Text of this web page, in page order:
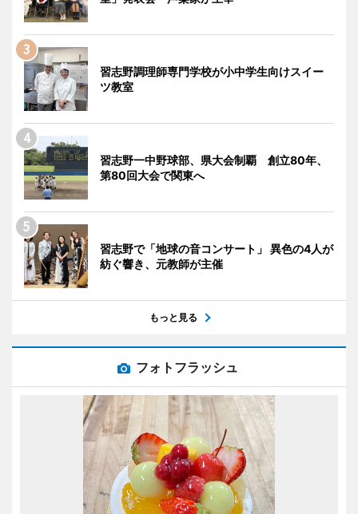
習志野調理師専門学校が小中学生向けスイー
ツ教室
習志野一中野球部、県大会制覇 創立80年、
第80回大会で関東へ
習志野で「地球の音コンサート」 異色の4人が
紡ぐ響き、元教師が主催
もっと見る
フォトフラッシュ